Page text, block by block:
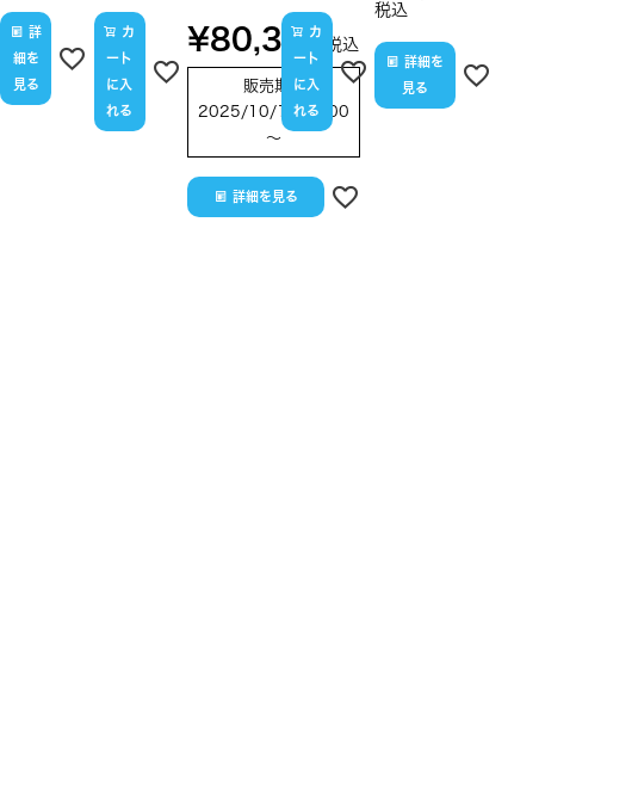
詳
細を
見る
カ
ート
に入
れる
¥80,300 税込
販売期間
2025/10/16 12:00
〜
詳細を見る
カ
ート
に入
れる
税込
詳細を
見る